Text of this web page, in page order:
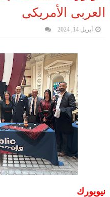
العربى الأمريكى
أبريل 14, 2024
نيويورك